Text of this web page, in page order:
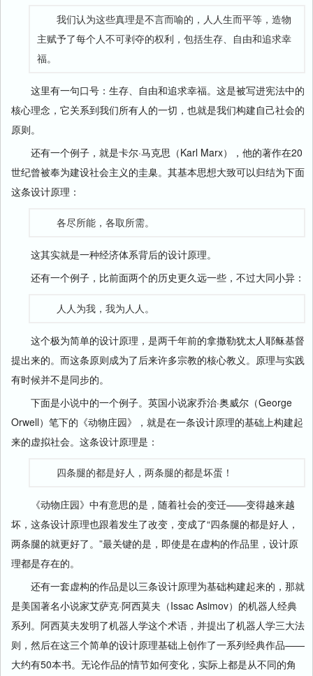
我们认为这些真理是不言而喻的，人人生而平等，造物
主赋予了每个人不可剥夺的权利，包括生存、自由和追求幸
福。
这里有一句口号：生存、自由和追求幸福。这是被写进宪法中的
核心理念，它关系到我们所有人的一切，也就是我们构建自己社会的
原则。
还有一个例子，就是卡尔·马克思（Karl Marx），他的著作在20
世纪曾被奉为建设社会主义的圭臬。其基本思想大致可以归结为下面
这条设计原理：
各尽所能，各取所需。
这其实就是一种经济体系背后的设计原理。
还有一个例子，比前面两个的历史更久远一些，不过大同小异：
人人为我，我为人人。
这个极为简单的设计原理，是两千年前的拿撒勒犹太人耶稣基督
提出来的。而这条原则成为了后来许多宗教的核心教义。原理与实践
有时候并不是同步的。
下面是小说中的一个例子。英国小说家乔治·奥威尔（George
Orwell）笔下的《动物庄园》，就是在一条设计原理的基础上构建起
来的虚拟社会。这条设计原理是：
四条腿的都是好人，两条腿的都是坏蛋！
《动物庄园》中有意思的是，随着社会的变迁——变得越来越
坏，这条设计原理也跟着发生了改变，变成了“四条腿的都是好人，
两条腿的就更好了。”最关键的是，即使是在虚构的作品里，设计原
理都是存在的。
还有一套虚构的作品是以三条设计原理为基础构建起来的，那就
是美国著名小说家艾萨克·阿西莫夫（Issac Asimov）的机器人经典
系列。阿西莫夫发明了机器人学这个术语，并提出了机器人学三大法
则，然后在这三个简单的设计原理基础上创作了一系列经典作品——
大约有50本书。无论作品的情节如何变化，实际上都是从不同的角